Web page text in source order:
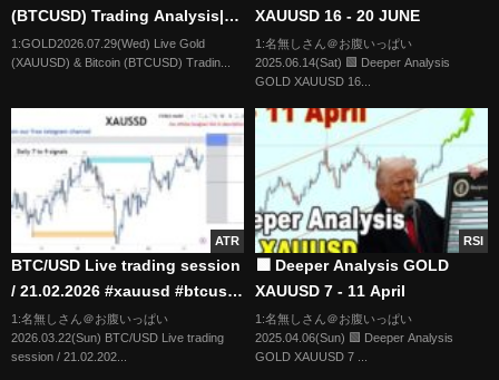
(BTCUSD) Trading Analysis|
Newyork Session|29 JULY
2026
1:GOLD2026.07.29(Wed) Live Gold
(XAUUSD) & Bitcoin (BTCUSD) Tradin...
XAUUSD 16 - 20 JUNE
1:名無しさん＠お腹いっぱい
2025.06.14(Sat) 🟩 Deeper Analysis
GOLD XAUUSD 16...
ATR
BTC/USD Live trading session
/ 21.02.2026 #xauusd #btcusd
#gold #forex #nfp #cpi
#stocks
1:名無しさん＠お腹いっぱい
2026.03.22(Sun) BTC/USD Live trading
session / 21.02.202...
RSI
🟩 Deeper Analysis GOLD
XAUUSD 7 - 11 April
1:名無しさん＠お腹いっぱい
2025.04.06(Sun) 🟩 Deeper Analysis
GOLD XAUUSD 7 ...